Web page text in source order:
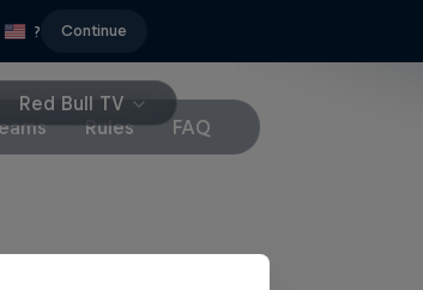
? Continue
Red Bull TV
Rules FAQ